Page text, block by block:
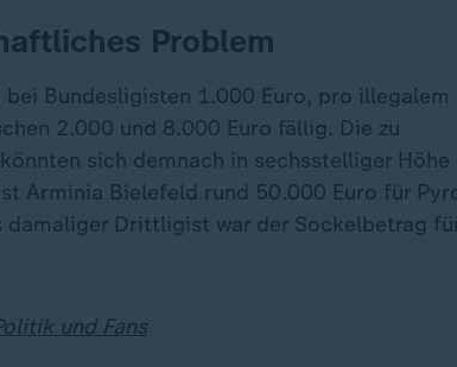
Problem
Bundesligisten 1.000 Euro, pro illegalem
2.000 und 8.000 Euro fällig. Die zu
sich demnach in sechsstelliger Höhe
Arminia Bielefeld rund 50.000 Euro für
damaliger Drittligist war der Sockelbetrag
und Fans